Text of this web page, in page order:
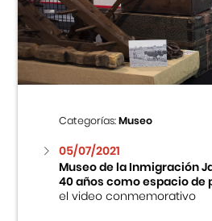
Categorías:Museo
05/07/2021
Museo de la Inmigración
40 años como espacio de
el video conmemorativo